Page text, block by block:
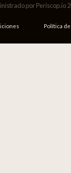
por Periscop.io
Política